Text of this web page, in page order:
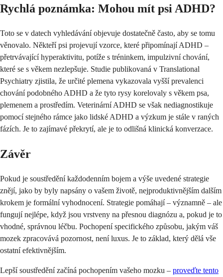
Rychlá poznámka: Mohou mít psi ADHD?
Toto se v datech vyhledávání objevuje dostatečně často, aby se tomu
věnovalo. Někteří psi projevují vzorce, které připomínají ADHD –
přetrvávající hyperaktivitu, potíže s tréninkem, impulzivní chování,
které se s věkem nezlepšuje. Studie publikovaná v Translational
Psychiatry zjistila, že určité plemena vykazovala vyšší prevalenci
chování podobného ADHD a že tyto rysy korelovaly s věkem psa,
plemenem a prostředím. Veterinární ADHD se však nediagnostikuje
pomocí stejného rámce jako lidské ADHD a výzkum je stále v raných
fázích. Je to zajímavé překrytí, ale je to odlišná klinická konverzace.
Závěr
Pokud je soustředění každodenním bojem a výše uvedené strategie
znějí, jako by byly napsány o vašem životě, nejproduktivnějším dalším
krokem je formální vyhodnocení. Strategie pomáhají – významně – ale
fungují nejlépe, když jsou vrstveny na přesnou diagnózu a, pokud je to
vhodné, správnou léčbu. Pochopení specifického způsobu, jakým váš
mozek zpracovává pozornost, není luxus. Je to základ, který dělá vše
ostatní efektivnějším.
Lepší soustředění začíná pochopením vašeho mozku – proveďte tento